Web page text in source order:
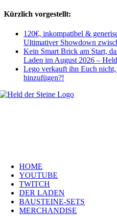
Kürzlich vorgestellt:
120€, inkompatibel &
Ultimativer Showdown
Kein Smart Brick am Start,
Laden im August 2026 –
Lego verkauft ihn Euch
hinzufügen?!
HOME
YOUTUBE
TWITCH
DER LADEN
BAUSTEINE-SETS
MERCHANDISE